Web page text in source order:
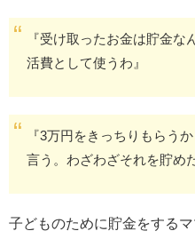
『受け取ったお金は貯金
活費として使うわ』
『3万円をきっちりもらう
言う。わざわざそれを貯め
子どものために貯金をする